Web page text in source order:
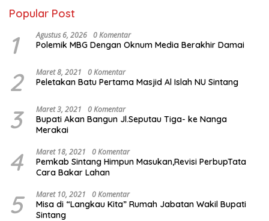
Popular Post
1 Agustus 6, 2026 0 Komentar
Polemik MBG Dengan Oknum Media Berakhir Damai
2 Maret 8, 2021 0 Komentar
Peletakan Batu Pertama Masjid Al Islah NU Sintang
3 Maret 3, 2021 0 Komentar
Bupati Akan Bangun Jl.Seputau Tiga- ke Nanga
Merakai
4 Maret 18, 2021 0 Komentar
Pemkab Sintang Himpun Masukan,Revisi PerbupTata
Cara Bakar Lahan
5 Maret 10, 2021 0 Komentar
Misa di “Langkau Kita” Rumah Jabatan Wakil Bupati
Sintang